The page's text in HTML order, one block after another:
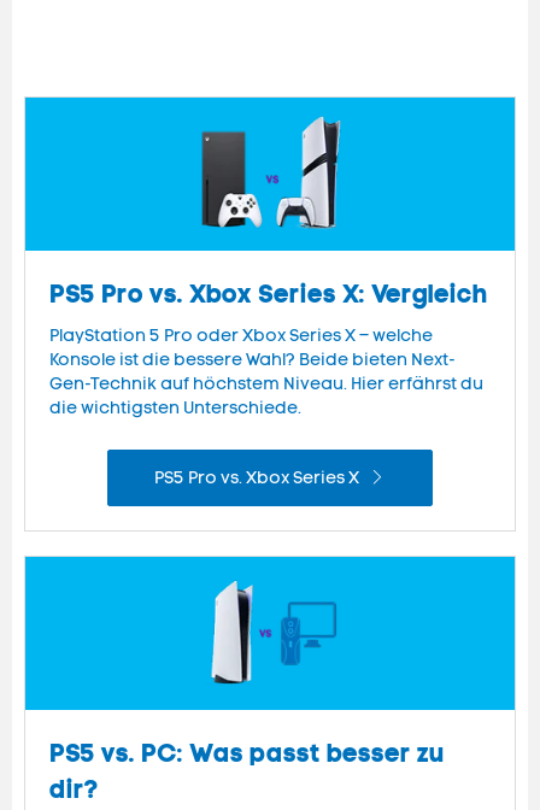
PS5 Pro vs. Xbox Series X: Vergleich
PlayStation 5 Pro oder Xbox Series X – welche
Konsole ist die bessere Wahl? Beide bieten Next-
Gen-Technik auf höchstem Niveau. Hier erfährst du
die wichtigsten Unterschiede.
PS5 Pro vs. Xbox Series X
PS5 vs. PC: Was passt besser zu
dir?